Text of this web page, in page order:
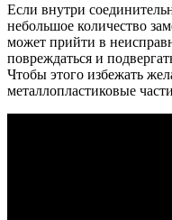
Если внутри
небольшое количество
может прийти в
повреждаться и
Чтобы этого избежать
металлопластиковые